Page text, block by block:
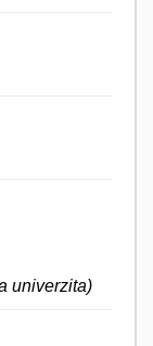
univerzita)